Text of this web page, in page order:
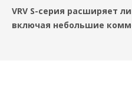
VRV S-серия расширяет
включая небольшие